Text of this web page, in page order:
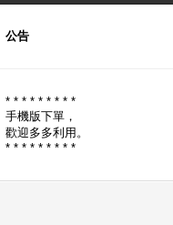
公告
* * * * * * * * *
手機版下單，
歡迎多多利用。
* * * * * * * * *